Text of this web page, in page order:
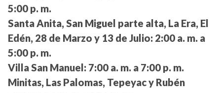
5:00 p. m.
Santa Anita, San Miguel parte alta, La Era, El
Edén, 28 de Marzo y 13 de Julio: 2:00 a. m. a
5:00 p. m.
Villa San Manuel: 7:00 a. m. a 7:00 p. m.
Minitas, Las Palomas, Tepeyac y Rubén